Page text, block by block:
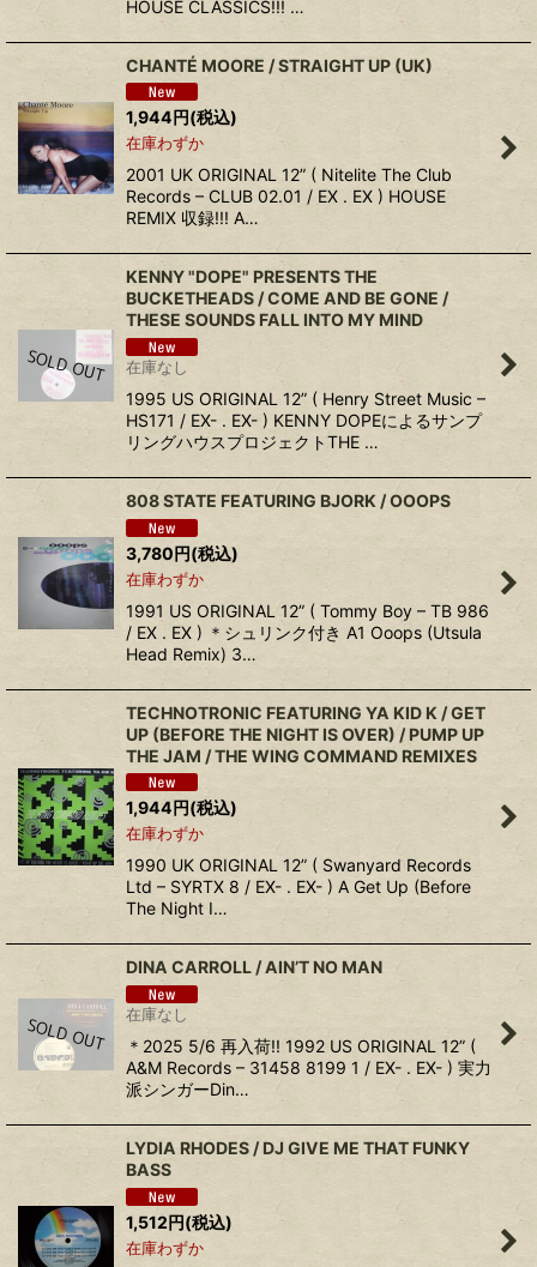
HOUSE CLASSICS!!! …
CHANTÉ MOORE / STRAIGHT UP (UK)
1,944円(税込)
在庫わずか
2001 UK ORIGINAL 12” ( Nitelite The Club
Records – CLUB 02.01 / EX . EX ) HOUSE
REMIX 収録!!! A…
KENNY "DOPE" PRESENTS THE
BUCKETHEADS / COME AND BE GONE /
THESE SOUNDS FALL INTO MY MIND
在庫なし
1995 US ORIGINAL 12” ( Henry Street Music –
HS171 / EX- . EX- ) KENNY DOPEによるサンプ
リングハウスプロジェクトTHE …
808 STATE FEATURING BJORK / OOOPS
3,780円(税込)
在庫わずか
1991 US ORIGINAL 12” ( Tommy Boy – TB 986
/ EX . EX ) ＊シュリンク付き A1 Ooops (Utsula
Head Remix) 3…
TECHNOTRONIC FEATURING YA KID K / GET
UP (BEFORE THE NIGHT IS OVER) / PUMP UP
THE JAM / THE WING COMMAND REMIXES
1,944円(税込)
在庫わずか
1990 UK ORIGINAL 12” ( Swanyard Records
Ltd – SYRTX 8 / EX- . EX- ) A Get Up (Before
The Night I…
DINA CARROLL / AIN’T NO MAN
在庫なし
＊2025 5/6 再入荷!! 1992 US ORIGINAL 12” (
A&M Records – 31458 8199 1 / EX- . EX- ) 実力
派シンガーDin…
LYDIA RHODES / DJ GIVE ME THAT FUNKY
BASS
1,512円(税込)
在庫わずか